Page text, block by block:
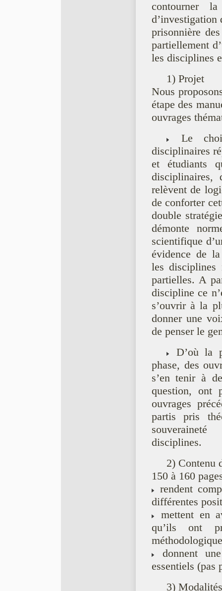
contourner
d’investigation
prisonnière
partiellement
les disciplines
1) Projet
Nous
étape des
ouvrages
Le
disciplinaires
et étudiants
disciplinaires,
relèvent de
de conforter
double
démonte
scientifique
évidence de
les disciplines
partielles. A
discipline ce
s’ouvrir à la
donner une
de penser le
D’où la
phase, des
s’en tenir à
question, ont
ouvrages
partis pris
disciplines.
2) Contenu
150 à 160
rendent
différentes
mettent en
qu’ils ont
donnent
essentiels (pas
3) Modalités